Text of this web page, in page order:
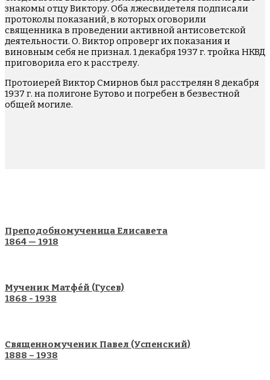
знакомы отцу Виктору. Оба лжесвидетеля подписали
протоколы показаний, в которых оговорили
священника в проведении активной антисоветской
деятельности. О. Виктор опроверг их показания и
виновным себя не признал. 1 декабря 1937 г. тройка НКВД
приговорила его к расстрелу.
Протоиерей Виктор Смирнов был расстрелян 8 декабря
1937 г. на полигоне Бутово и погребен в безвестной
общей могиле.
Преподобномученица Елисавета
1864 — 1918
Мученик Матфе́й (Гусев)
1868 - 1938
Священномученик Павел (Успенский)
1888 – 1938